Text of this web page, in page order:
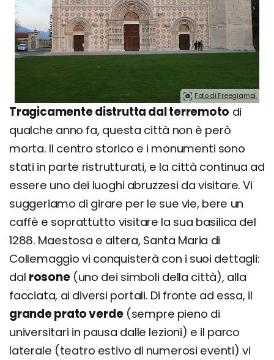
Foto di Freegiampi.
Tragicamente distrutta dal terremoto di
qualche anno fa, questa città non è però
morta. Il centro storico e i monumenti sono
stati in parte ristrutturati, e la città continua ad
essere uno dei luoghi abruzzesi da visitare. Vi
suggeriamo di girare per le sue vie, bere un
caffè e soprattutto visitare la sua basilica del
1288. Maestosa e altera, Santa Maria di
Collemaggio vi conquisterà con i suoi dettagli:
dal rosone(uno dei simboli della città), alla
facciata, ai diversi portali. Di fronte ad essa, il
grande prato verde(sempre pieno di
universitari in pausa dalle lezioni) e il parco
laterale (teatro estivo di numerosi eventi) vi